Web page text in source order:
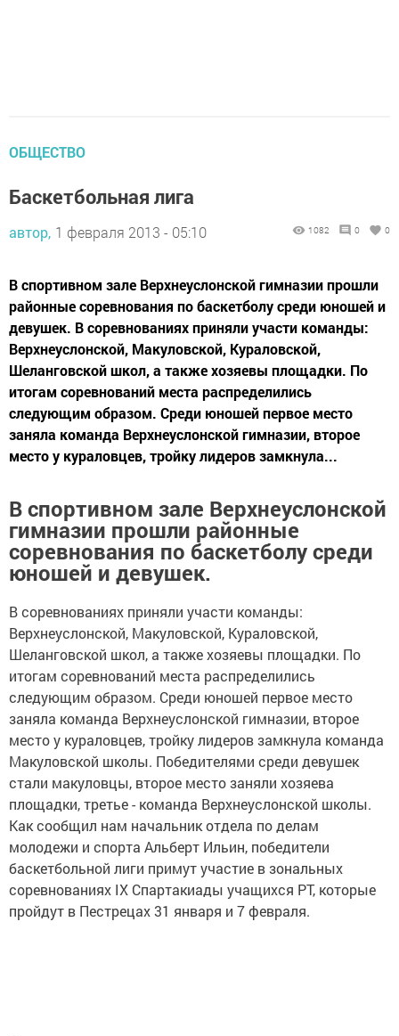
ОБЩЕСТВО
Баскетбольная лига
автор, 1 февраля 2013 - 05:10 1082 0 0
В спортивном зале Верхнеуслонской гимназии прошли
районные соревнования по баскетболу среди юношей и
девушек. В соревнованиях приняли участи команды:
Верхнеуслонской, Макуловской, Кураловской,
Шеланговской школ, а также хозяевы площадки. По
итогам соревнований места распределились
следующим образом. Среди юношей первое место
заняла команда Верхнеуслонской гимназии, второе
место у кураловцев, тройку лидеров замкнула...
В спортивном зале Верхнеуслонской
гимназии прошли районные
соревнования по баскетболу среди
юношей и девушек.
В соревнованиях приняли участи команды:
Верхнеуслонской, Макуловской, Кураловской,
Шеланговской школ, а также хозяевы площадки. По
итогам соревнований места распределились
следующим образом. Среди юношей первое место
заняла команда Верхнеуслонской гимназии, второе
место у кураловцев, тройку лидеров замкнула команда
Макуловской школы. Победителями среди девушек
стали макуловцы, второе место заняли хозяева
площадки, третье - команда Верхнеуслонской школы.
Как сообщил нам начальник отдела по делам
молодежи и спорта Альберт Ильин, победители
баскетбольной лиги примут участие в зональных
соревнованиях IX Спартакиады учащихся РТ, которые
пройдут в Пестрецах 31 января и 7 февраля.